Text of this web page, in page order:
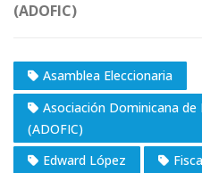
(ADOFIC)
Asamblea Eleccionaria
Asociación Dominicana de
(ADOFIC)
Edward López